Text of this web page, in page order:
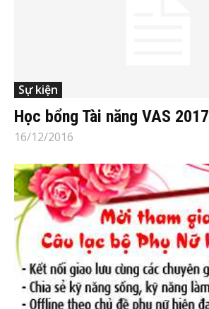
Sự kiện
Học bổng Tài năng VAS 2017
16/12/2016